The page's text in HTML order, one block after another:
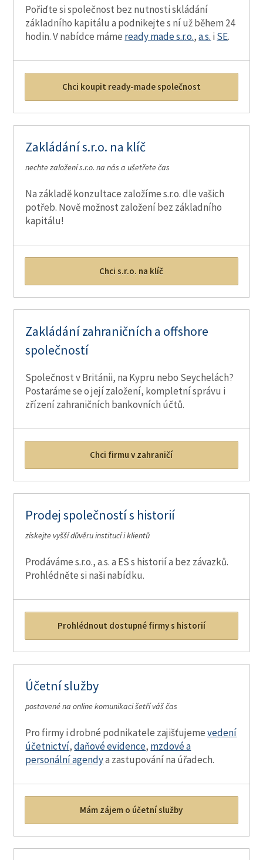
Pořiďte si společnost bez nutnosti skládání
základního kapitálu a podnikejte s ní už během 24
hodin. V nabídce máme ready made s.r.o.,a.s. i SE.
Chci koupit ready-made společnost
Zakládání s.r.o. na klíč
nechte založení s.r.o. na nás a ušetřete čas
Na základě konzultace založíme s.r.o. dle vašich
potřeb. Nově možnost založení bez základního
kapitálu!
Chci s.r.o. na klíč
Zakládání zahraničních a offshore
společností
Společnost v Británii, na Kypru nebo Seychelách?
Postaráme se o její založení, kompletní správu i
zřízení zahraničních bankovních účtů.
Chci firmu v zahraničí
Prodej společností s historií
získejte vyšší důvěru institucí i klientů
Prodáváme s.r.o., a.s. a ES s historií a bez závazků.
Prohlédněte si naši nabídku.
Prohlédnout dostupné firmy s historií
Účetní služby
postavené na online komunikaci šetří váš čas
Pro firmy i drobné podnikatele zajišťujemevedení
účetnictví,daňové evidence, mzdové a
personální agendya zastupování na úřadech.
Mám zájem o účetní služby